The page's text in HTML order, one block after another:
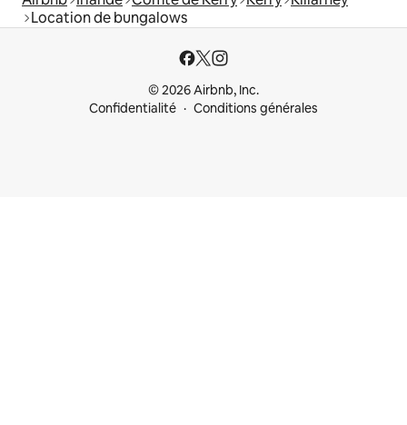
Location de bungalows
© 2026 Airbnb, Inc.
Confidentialité
Conditions générales